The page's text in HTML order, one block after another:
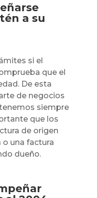
a su
si el
que el
De esta
de negocios
siempre
que los
de origen
o una factura
dueño.